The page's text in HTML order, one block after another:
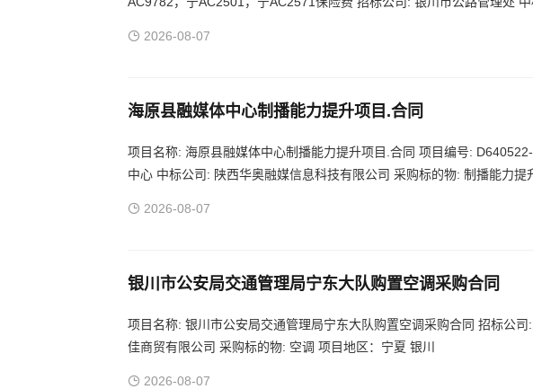
2026-08-07
海原县融媒体中心制播能力提升项目.合同
项目名称: 海原县融媒体中心制播能力提升项目.合同 项目编号:
中心 中标公司: 陕西华奥融媒信息科技有限公司 采购标的物: 制播能力提
2026-08-07
银川市公安局交通管理局宁东大队购置空调采购合同
项目名称: 银川市公安局交通管理局宁东大队购置空调采购合同 招标公
佳商贸有限公司 采购标的物: 空调 项目地区：宁夏 银川
2026-08-07